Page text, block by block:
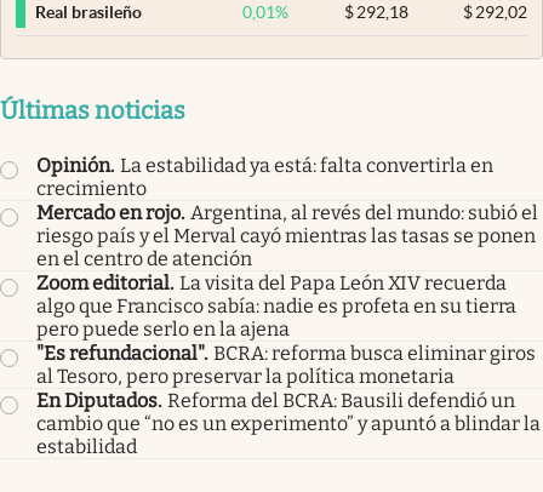
Real brasileño 0,01% $ 292,18 $292,02
Últimas noticias
Opinión. La estabilidad ya está: falta convertirla en
crecimiento
Mercado en rojo. Argentina, al revés del mundo: subió el
riesgo país y el Merval cayó mientras las tasas se ponen
en el centro de atención
Zoom editorial. La visita del Papa León XIV recuerda
algo que Francisco sabía: nadie es profeta en su tierra
pero puede serlo en la ajena
"Es refundacional". BCRA: reforma busca eliminar giros
al Tesoro, pero preservar la política monetaria
En Diputados. Reforma del BCRA: Bausili defendió un
cambio que “no es un experimento” y apuntó a blindar la
estabilidad